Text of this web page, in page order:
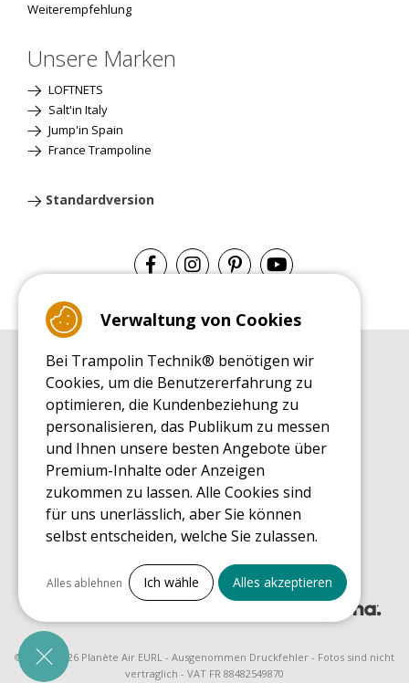
Weiterempfehlung
Unsere Marken
LOFTNETS
Salt'in Italy
Jump'in Spain
France Trampoline
Standardversion
EINKAUFSRATGEBER
Einkaufsratgeber
MONTAGE RATGEBER
Montagehinweise für ein Freizeit Trampolin
PFLEGERATGEBER
Pflegeratgeber für Ihr Freizeit Trampolin
ENDECKUNGSTOUR
Was Sie über Freizeit Trampoline wissen sollten
EINKAUFSRATGEBER FÜR ERSATZTEILE
© 2008 - 2026 Planète Air EURL - Ausgenommen Druckfehler - Fotos sind nicht
vertraglich - VAT FR 88482549870
Verwaltung von Cookies
Bei Trampolin Technik® benötigen wir
Cookies, um die Benutzererfahrung zu
optimieren, die Kundenbeziehung zu
personalisieren, das Publikum zu messen
und Ihnen unsere besten Angebote über
Premium-Inhalte oder Anzeigen
zukommen zu lassen. Alle Cookies sind
für uns unerlässlich, aber Sie können
selbst entscheiden, welche Sie zulassen.
Alles ankreuzen
Notwendige Cookies
Für den Betrieb der Website erforderlich
Alles ablehnen Ich wähle Alles akzeptieren